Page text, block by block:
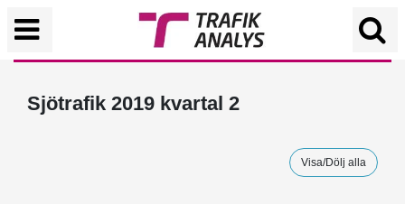
Sjötrafik 2019 kvartal 2
Visa/Dölj alla